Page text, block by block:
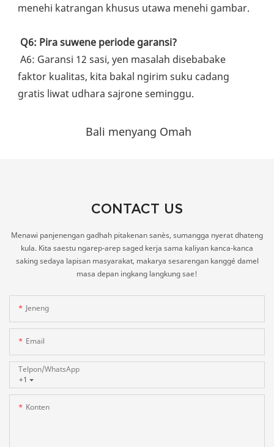
menehi katrangan khusus utawa menehi gambar.
Q6: Pira suwene periode garansi?
faktor kualitas, kita bakal ngirim suku cadang
gratis liwat udhara sajrone seminggu.
Bali menyang Omah
CONTACT US
Menawi panjenengan gadhah pitakenan sanès, sumangga nyerat dhateng
kula. Kita saestu ngarep-arep saged kerja sama kaliyan kanca-kanca
saking sedaya lapisan masyarakat, makarya sesarengan kanggé damel
masa depan ingkang langkung sae!
Jeneng
Email
+1
Telpon/whatsApp
Konten